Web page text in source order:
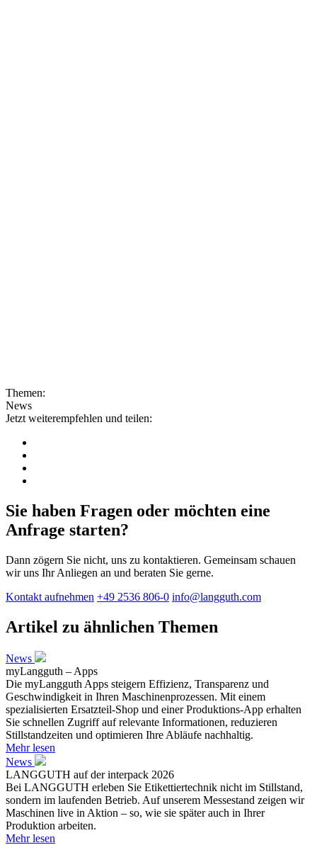
Themen:
News
Jetzt weiterempfehlen und teilen:
Sie haben Fragen oder möchten eine
Anfrage starten?
Dann zögern Sie nicht, uns zu kontaktieren. Gemeinsam schauen
wir uns Ihr Anliegen an und beraten Sie gerne.
Kontakt aufnehmen +49 2536 806-0 info@langguth.com
Artikel zu ähnlichen Themen
News
myLangguth – Apps
Die myLangguth Apps steigern Effizienz, Transparenz und
Geschwindigkeit in Ihren Maschinenprozessen. Mit einem
spezialisierten Ersatzteil-Shop und einer Produktions-App erhalten
Sie schnellen Zugriff auf relevante Informationen, reduzieren
Stillstandzeiten und optimieren Ihre Abläufe nachhaltig.
Mehr lesen
News
LANGGUTH auf der interpack 2026
Bei LANGGUTH erleben Sie Etikettiertechnik nicht im Stillstand,
sondern im laufenden Betrieb. Auf unserem Messestand zeigen wir
Maschinen live in Aktion – so, wie sie später auch in Ihrer
Produktion arbeiten.
Mehr lesen